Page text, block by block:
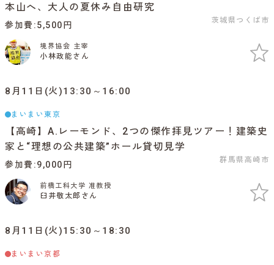
本山へ、大人の夏休み自由研究
茨城県つくば市
参加費 5,500円
境界協会 主宰
小林政能さん
8月11日(火)13:30～16:00
まいまい東京
【高崎】A.レーモンド、2つの傑作拝見ツアー！建築史
家と“理想の公共建築”ホール貸切見学
群馬県高崎市
参加費 9,000円
前橋工科大学 准教授
臼井敬太郎さん
8月11日(火)15:30～18:30
まいまい京都